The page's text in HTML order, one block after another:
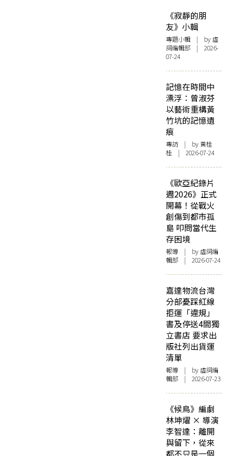
《寂靜的朋
友》小輯
專題小輯 | by 虛
詞編輯部 | 2026-
07-24
記憶在時間中
漂浮：曾淑芬
以藝術重構黃
竹坑的記憶遺
痕
專訪 | by 黃桂
桂 | 2026-07-24
《歐亞紀錄片
週2026》正式
開幕！從戰火
創傷到都市孤
島 叩問當代生
存困境
報導 | by 虛詞編
輯部 | 2026-07-24
嘉達物流台灣
分部憂踩紅線
拒運「違規」
書及停送4間獨
立書店 要求出
版社列出貨運
清單
報導 | by 虛詞編
輯部 | 2026-07-23
《候鳥》編劇
林坤燿 × 導演
李智達：離開
與留下，從來